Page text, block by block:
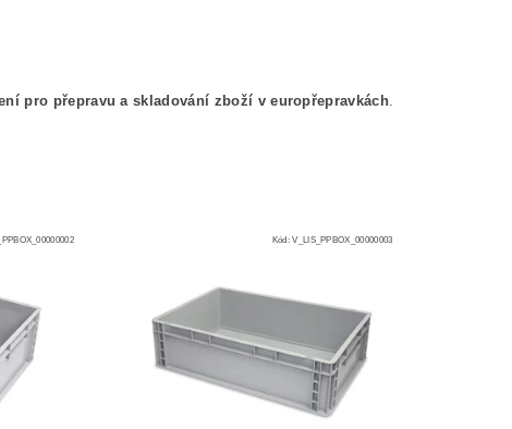
pro přepravu a skladování zboží v europřepravkách.
Kód:V_LIS_PPBOX_00000003